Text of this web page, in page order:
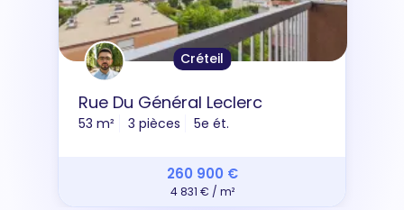
Créteil
Rue Du Général Leclerc
53 m² 3 pièces 5e ét.
260 900 €
4 831 € / m²